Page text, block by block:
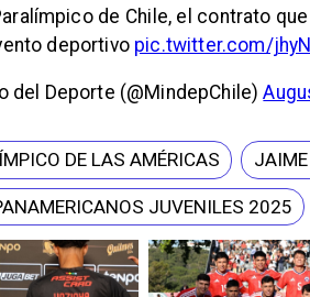
de Chile, el contrato
deportivo pic.twitter.com/
del Deporte (@MindepChile)
DE LAS AMÉRICAS
JUVENILES 2025